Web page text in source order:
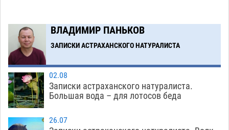
Загрузить еще
ВЛАДИМИР ПАНЬКОВ
ЗАПИСКИ АСТРАХАНСКОГО НАТУРАЛИСТА
02.08
Записки астраханского натуралиста.
Большая вода – для лотосов беда
26.07